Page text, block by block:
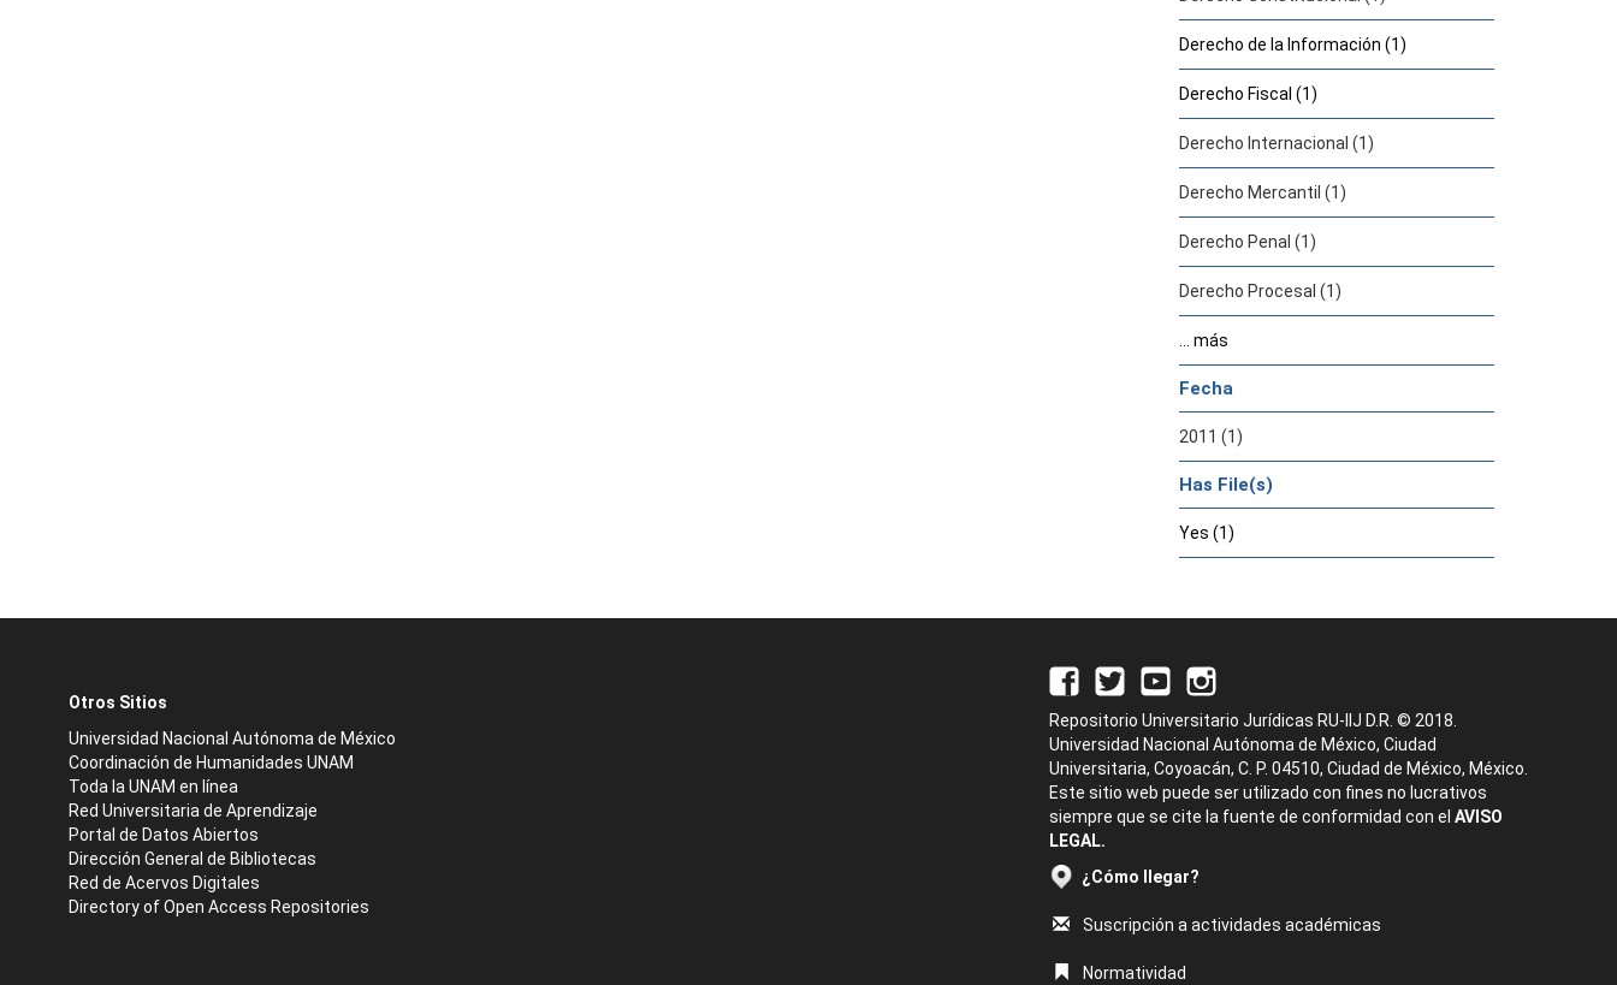
Derecho de la Información (1)
Derecho Fiscal (1)
Derecho Internacional (1)
Derecho Mercantil (1)
Derecho Penal (1)
Derecho Procesal (1)
... más
Fecha
2011 (1)
Has File(s)
Yes (1)
Otros Sitios
Universidad Nacional Autónoma de México
Coordinación de Humanidades UNAM
Toda la UNAM en línea
Red Universitaria de Aprendizaje
Portal de Datos Abiertos
Dirección General de Bibliotecas
Red de Acervos Digitales
Directory of Open Access Repositories
Repositorio Universitario Jurídicas RU-IIJ D.R. © 2018.
Universidad Nacional Autónoma de México, Ciudad
Universitaria, Coyoacán, C. P. 04510, Ciudad de México, México.
Este sitio web puede ser utilizado con fines no lucrativos
siempre que se cite la fuente de conformidad con el AVISO
LEGAL.
¿Cómo llegar?
Suscripción a actividades académicas
Normatividad